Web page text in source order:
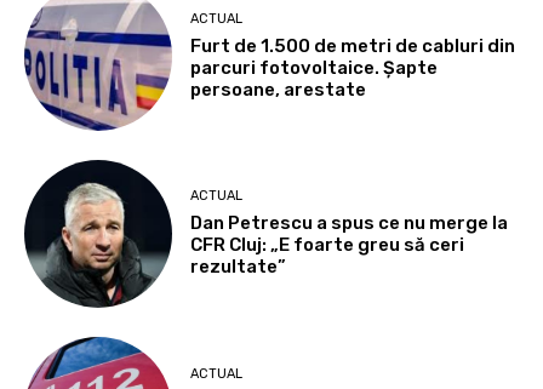
ACTUAL
Furt de 1.500 de metri de cabluri din
parcuri fotovoltaice. Șapte
persoane, arestate
ACTUAL
Dan Petrescu a spus ce nu merge la
CFR Cluj: „E foarte greu să ceri
rezultate”
ACTUAL